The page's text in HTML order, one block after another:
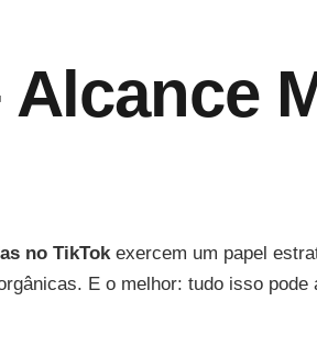
no TikTokexercem um papel
E o melhor: tudo isso pode